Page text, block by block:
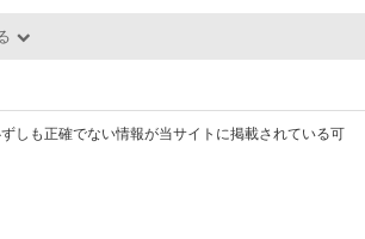
しも正確でない情報が当サイトに掲載されている可